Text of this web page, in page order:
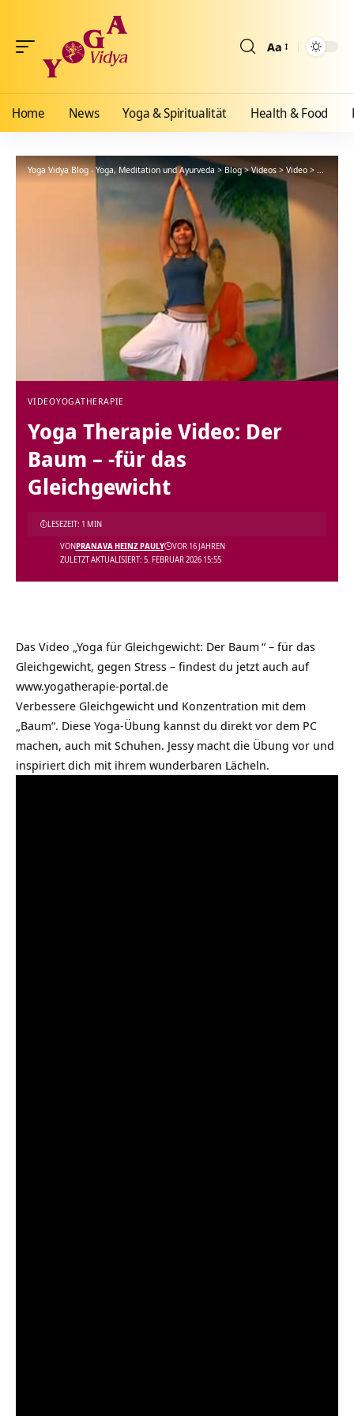
Aa
Home News Yoga & Spiritualität Health & Food
Yoga Vidya Blog - Yoga, Meditation und Ayurveda > Blog>Videos>Video > Yoga
VIDEOYOGATHERAPIE
Yoga Therapie Video: Der
Baum – -für das
Gleichgewicht
ZULETZT AKTUALISIERT: 5. FEBRUAR 2026 15:55
VONPRANAVA HEINZ PAULY VOR 16 JAHREN
LESEZEIT: 1 MIN
Das Video „ Yoga für Gleichgewicht: Der Baum “ – für das
Gleichgewicht, gegen Stress – findest du jetzt auch auf
www.yogatherapie-portal.de
Verbessere Gleichgewicht und Konzentration mit dem
„Baum“. Diese Yoga-Übung kannst du direkt vor dem PC
machen, auch mit Schuhen. Jessy macht die Übung vor und
inspiriert dich mit ihrem wunderbaren Lächeln.